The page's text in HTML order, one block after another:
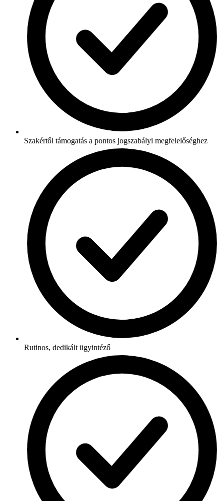
Szakértői támogatás a pontos jogszabályi megfelelőséghez
Rutinos, dedikált ügyintéző